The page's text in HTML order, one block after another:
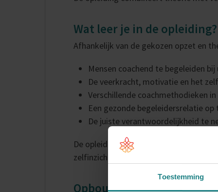
Toestemming
Wat leer je in de opleiding?
Afhankelijk van de gekozen opzet en
Mensen coachend te begeleiden
De veerkracht, motivatie en het
Verschillende coachmethodieken
Een gezonde begeleidersrelatie
De juiste verantwoordelijkheid te
De opleiding bevat ook een
zelfinzicht en bewustzijn van eigen
Opbouw en thema's